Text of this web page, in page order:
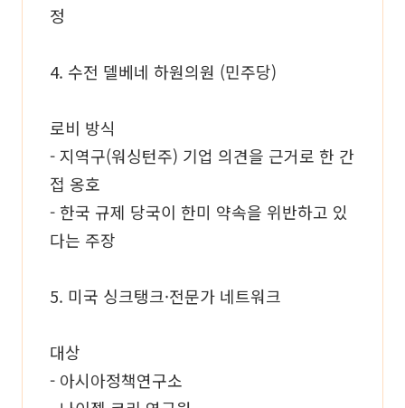
정
4. 수전 델베네 하원의원 (민주당)
로비 방식
- 지역구(워싱턴주) 기업 의견을 근거로 한 간
접 옹호
- 한국 규제 당국이 한미 약속을 위반하고 있
다는 주장
5. 미국 싱크탱크·전문가 네트워크
대상
- 아시아정책연구소